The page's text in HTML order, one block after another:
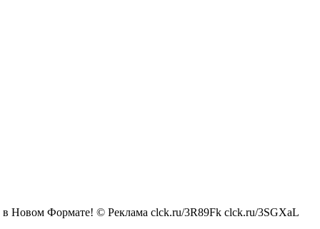
Новом Формате! © Реклама clck.ru/3R89Fk clck.ru/3SGXaL